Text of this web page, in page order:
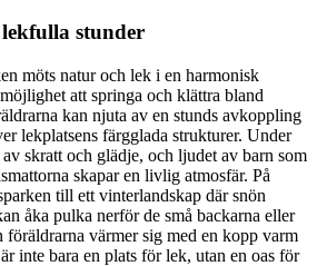
stunder
möts natur och lek i en harmonisk
att springa och klättra bland
kan njuta av en stunds avkoppling
lekplatsens färgglada strukturer. Under
skratt och glädje, och ljudet av barn som
skapar en livlig atmosfär. På
till ett vinterlandskap där snön
åka pulka nerför de små backarna eller
föräldrarna värmer sig med en kopp varm
inte bara en plats för lek, utan en oas för